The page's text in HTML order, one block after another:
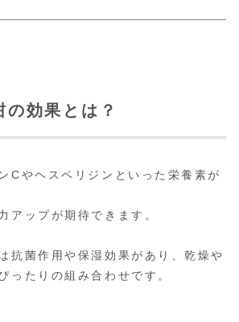
の効果とは？
Cやヘスペリジンといった栄養素が
アップが期待できます。
抗菌作用や保湿効果があり、乾燥や
ったりの組み合わせです。